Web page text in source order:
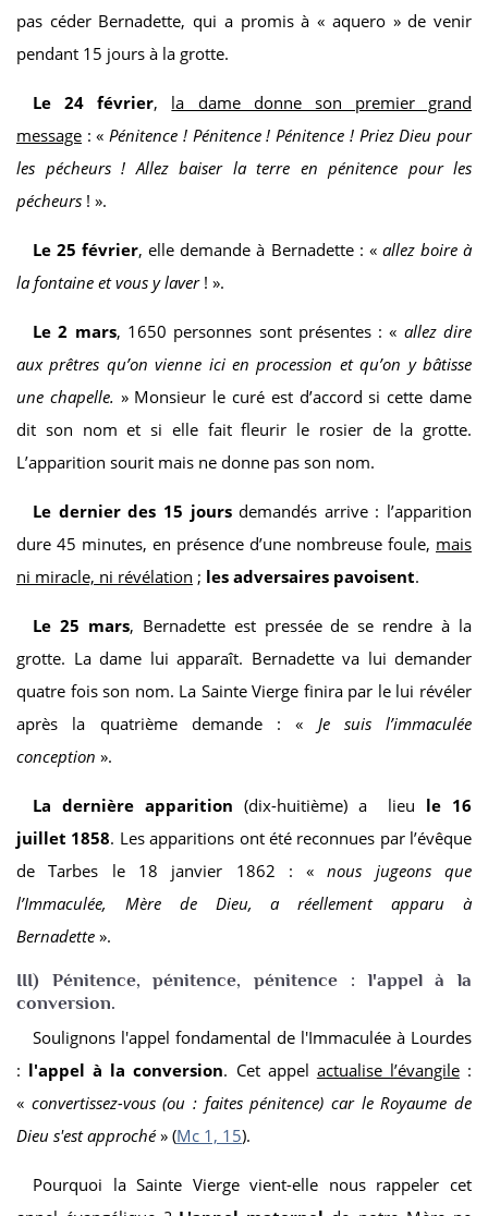
pas céder Bernadette, qui a promis à « aquero » de venir
pendant 15 jours à la grotte.
Le 24 février, la dame donne son premier grand
message : « Pénitence ! Pénitence ! Pénitence ! Priez Dieu pour
les pécheurs ! Allez baiser la terre en pénitence pour les
pécheurs ! ».
Le 25 février, elle demande à Bernadette : « allez boire à
la fontaine et vous y laver! ».
Le 2 mars, 1650 personnes sont présentes : « allez dire
aux prêtres qu’on vienne ici en procession et qu’on y bâtisse
une chapelle. » Monsieur le curé est d’accord si cette dame
dit son nom et si elle fait fleurir le rosier de la grotte.
L’apparition sourit mais ne donne pas son nom.
Le dernier des 15 joursdemandés arrive : l’apparition
dure 45 minutes, en présence d’une nombreuse foule, mais
ni miracle, ni révélation ; les adversaires pavoisent.
Le 25 mars, Bernadette est pressée de se rendre à la
grotte. La dame lui apparaît. Bernadette va lui demander
quatre fois son nom. La Sainte Vierge finira par le lui révéler
après la quatrième demande : « Je suis l’immaculée
conception ».
La dernière apparition (dix-huitième) a lieu le 16
juillet 1858. Les apparitions ont été reconnues par l’évêque
de Tarbes le 18 janvier 1862 : «nous jugeons que
l’Immaculée, Mère de Dieu, a réellement apparu à
Bernadette ».
III) Pénitence, pénitence, pénitence : l'appel à la
conversion.
Soulignons l'appel fondamental de l'Immaculée à Lourdes
: l'appel à la conversion. Cet appel actualise l’évangile:
« convertissez-vous (ou : faites pénitence) car le Royaume de
Dieu s'est approché» (Mc 1, 15).
Pourquoi la Sainte Vierge vient-elle nous rappeler cet